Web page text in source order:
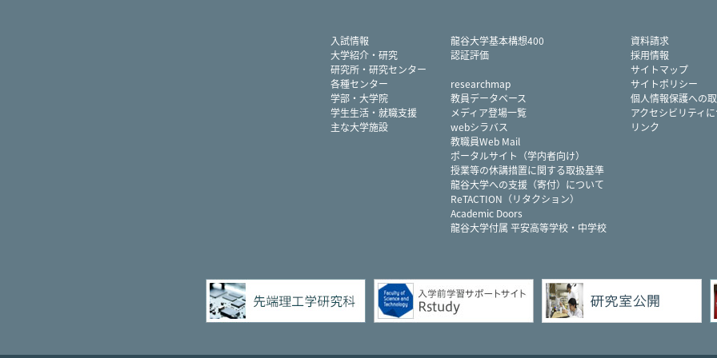
入試情報
大学紹介・研究
研究所・研究センター
各種センター
学部・大学院
学生生活・就職支援
主な大学施設
龍谷大学基本構想400
認証評価
researchmap
教員データベース
メディア登場一覧
webシラバス
教職員Web Mail
ポータルサイト（学内者向け）
授業等の休講措置に関する取扱基準
龍谷大学への支援（寄付）について
ReTACTION（リタクション）
Academic Doors
龍谷大学付属 平安高等学校・中学校
資料請求
採用情報
サイトマップ
サイトポリシー
個人情報保護への
アクセシビリティ
リンク